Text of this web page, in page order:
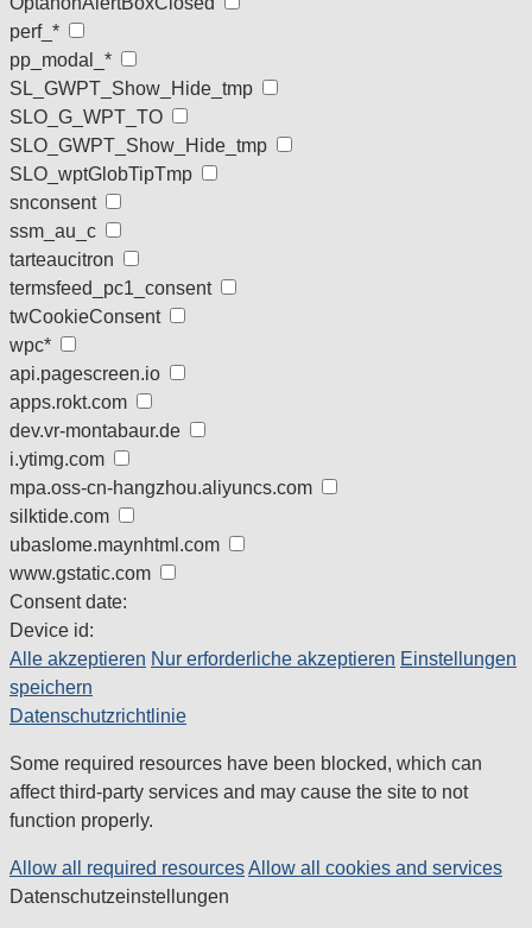
perf_*
pp_modal_*
SL_GWPT_Show_Hide_tmp
SLO_G_WPT_TO
SLO_GWPT_Show_Hide_tmp
SLO_wptGlobTipTmp
snconsent
ssm_au_c
tarteaucitron
termsfeed_pc1_consent
twCookieConsent
wpc*
api.pagescreen.io
apps.rokt.com
dev.vr-montabaur.de
i.ytimg.com
mpa.oss-cn-hangzhou.aliyuncs.com
silktide.com
ubaslome.maynhtml.com
www.gstatic.com
Consent date:
Device id:
Alle akzeptieren Nur erforderliche akzeptieren Einstellungen
speichern
Datenschutzrichtlinie
Some required resources have been blocked, which can
affect third-party services and may cause the site to not
function properly.
Allow all required resourcesAllow all cookies and services
Datenschutzeinstellungen